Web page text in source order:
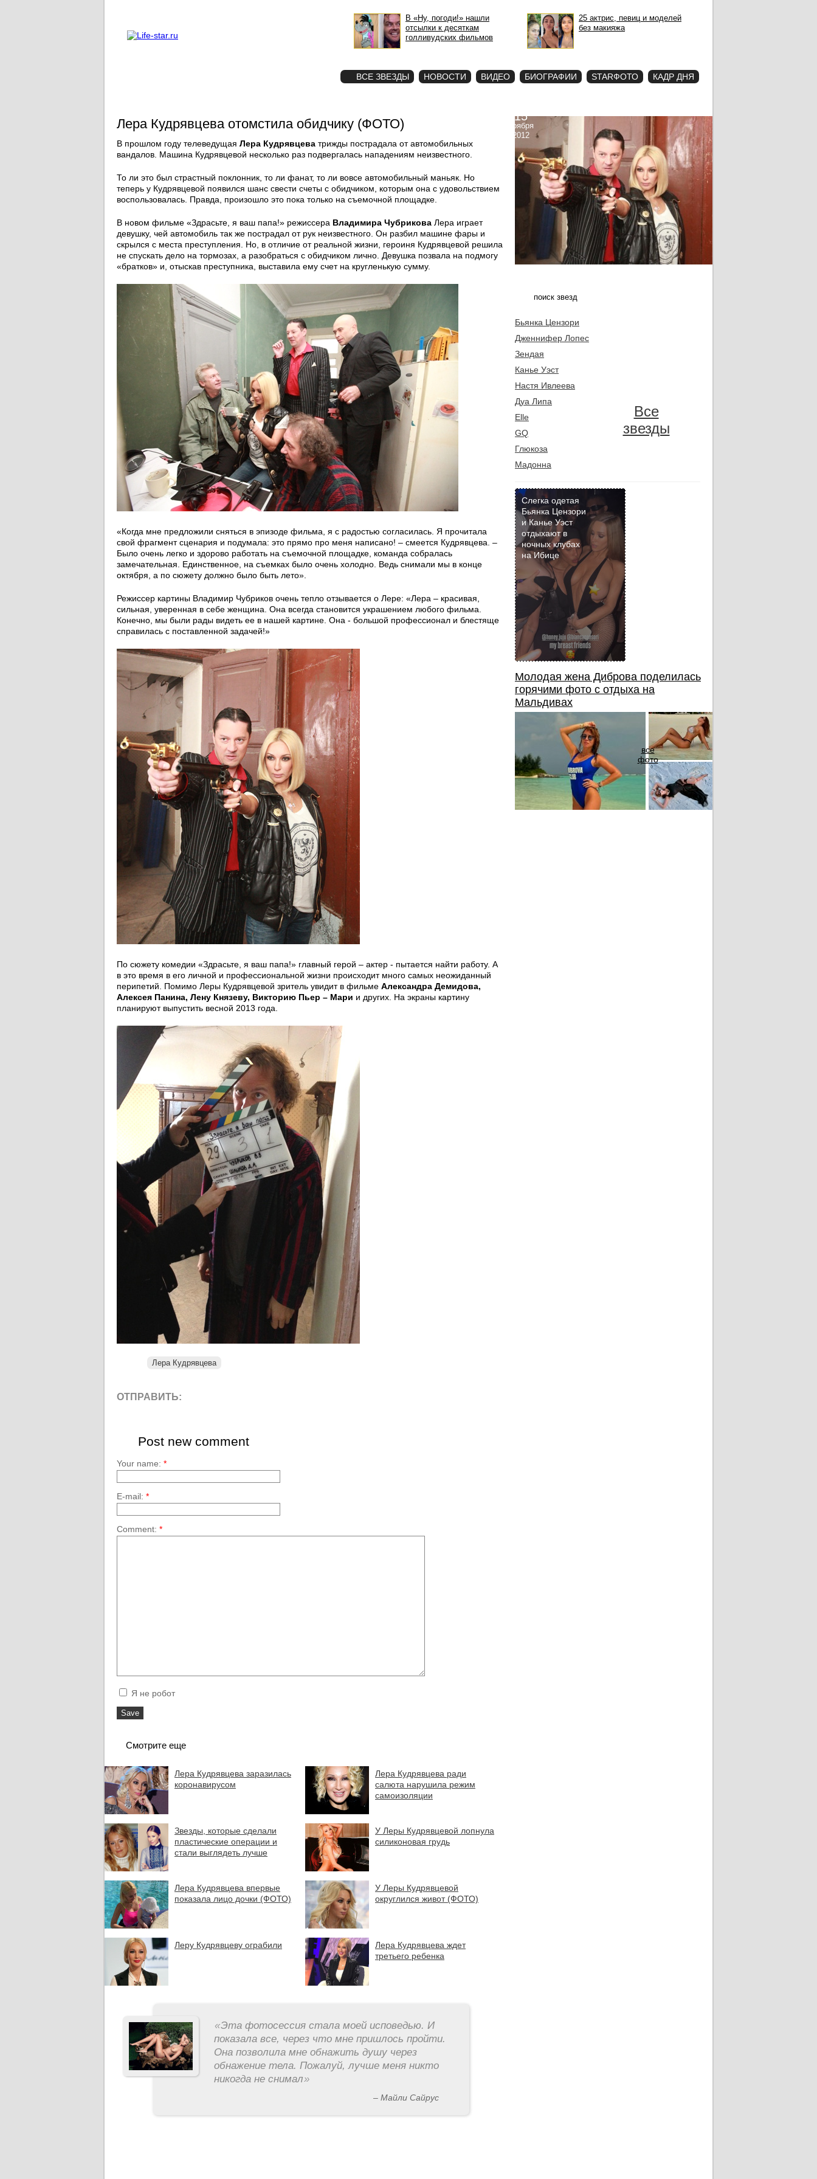
В «Ну, погоди!» нашли
отсылки к десяткам
голливудских фильмов
25 актрис, певиц и моделей
без макияжа
ВСЕ ЗВЕЗДЫ НОВОСТИ ВИДЕО БИОГРАФИИ STARФОТО КАДР ДНЯ
Лера Кудрявцева отомстила обидчику (ФОТО)
В прошлом году телеведущая Лера Кудрявцева трижды пострадала от автомобильных
вандалов. Машина Кудрявцевой несколько раз подвергалась нападениям неизвестного.
То ли это был страстный поклонник, то ли фанат, то ли вовсе автомобильный маньяк. Но
теперь у Кудрявцевой появился шанс свести счеты с обидчиком, которым она с удовольствием
воспользовалась. Правда, произошло это пока только на съемочной площадке.
В новом фильме «Здрасьте, я ваш папа!» режиссера Владимира Чубрикова Лера играет
девушку, чей автомобиль так же пострадал от рук неизвестного. Он разбил машине фары и
скрылся с места преступления. Но, в отличие от реальной жизни, героиня Кудрявцевой решила
не спускать дело на тормозах, а разобраться с обидчиком лично. Девушка позвала на подмогу
«братков» и, отыскав преступника, выставила ему счет на кругленькую сумму.
«Когда мне предложили сняться в эпизоде фильма, я с радостью согласилась. Я прочитала
свой фрагмент сценария и подумала: это прямо про меня написано! – смеется Кудрявцева. –
Было очень легко и здорово работать на съемочной площадке, команда собралась
замечательная. Единственное, на съемках было очень холодно. Ведь снимали мы в конце
октября, а по сюжету должно было быть лето».
Режиссер картины Владимир Чубриков очень тепло отзывается о Лере: «Лера – красивая,
сильная, уверенная в себе женщина. Она всегда становится украшением любого фильма.
Конечно, мы были рады видеть ее в нашей картине. Она - большой профессионал и блестяще
справилась с поставленной задачей!»
По сюжету комедии «Здрасьте, я ваш папа!» главный герой – актер - пытается найти работу. А
в это время в его личной и профессиональной жизни происходит много самых неожиданный
перипетий. Помимо Леры Кудрявцевой зритель увидит в фильме Александра Демидова,
Алексея Панина, Лену Князеву, Викторию Пьер – Мари и других. На экраны картину
планируют выпустить весной 2013 года.
Лера Кудрявцева
ОТПРАВИТЬ:
Post new comment
Your name: *
E-mail: *
Comment: *
Я не робот
Смотрите еще
Лера Кудрявцева заразилась
коронавирусом
Лера Кудрявцева ради
салюта нарушила режим
самоизоляции
Звезды, которые сделали
пластические операции и
стали выглядеть лучше
У Леры Кудрявцевой лопнула
силиконовая грудь
Лера Кудрявцева впервые
показала лицо дочки (ФОТО)
У Леры Кудрявцевой
округлился живот (ФОТО)
Леру Кудрявцеву ограбили
Лера Кудрявцева ждет
третьего ребенка
«Эта фотосессия стала моей исповедью. И
показала все, через что мне пришлось пройти.
Она позволила мне обнажить душу через
обнажение тела. Пожалуй, лучше меня никто
никогда не снимал»
– Майли Сайрус
15
ноября
2012
Бьянка Цензори
Дженнифер Лопес
Зендая
Канье Уэст
Настя Ивлеева
Дуа Липа
Elle
GQ
Глюкоза
Мадонна
Все
звезды
Слегка одетая
Бьянка Цензори
и Канье Уэст
отдыхают в
ночных клубах
на Ибице
Молодая жена Диброва поделилась
горячими фото с отдыха на
Мальдивах
все
фото